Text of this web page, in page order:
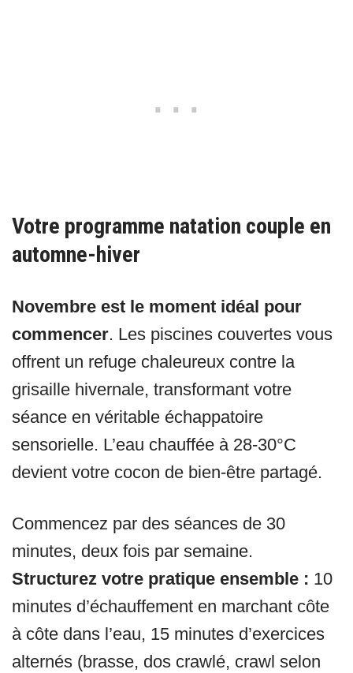
Votre programme natation couple en
automne-hiver
Novembre est le moment idéal pour
commencer. Les piscines couvertes vous
offrent un refuge chaleureux contre la
grisaille hivernale, transformant votre
séance en véritable échappatoire
sensorielle. L’eau chauffée à 28-30°C
devient votre cocon de bien-être partagé.
Commencez par des séances de 30
minutes, deux fois par semaine.
Structurez votre pratique ensemble : 10
minutes d’échauffement en marchant côte
à côte dans l’eau, 15 minutes d’exercices
alternés (brasse, dos crawlé, crawl selon